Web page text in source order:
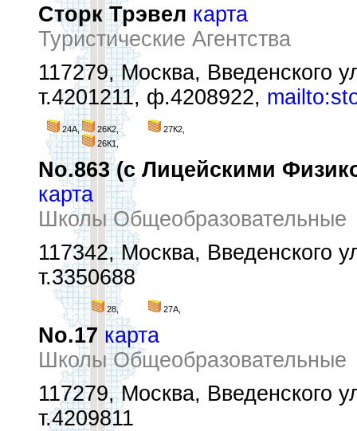
Сторк Трэвел карта
Туристические Агентства
117279, Москва, Введенского
т.4201211, ф.4208922,
24А,
26К2,
26К1,
27К2,
No.863 (с Лицейскими
карта
Школы Общеобразовательные
117342, Москва, Введенского
т.3350688
28, 27А,
No.17 карта
Школы Общеобразовательные
117279, Москва, Введенского
т.4209811